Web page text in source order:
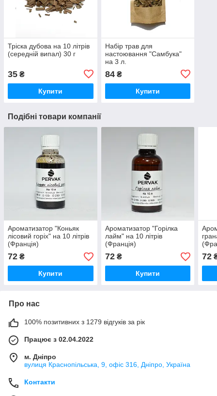
Тріска дубова на 10 літрів
(середній випал) 30 г
35 ₴
Купити
Набір трав для
настоювання "Самбука"
на 3 л.
84₴
Купити
Подібні товари компанії
Ароматизатор "Коньяк
лісовий горіх" на 10 літрів
(Франція)
72 ₴
Купити
Ароматизатор "Горілка
лайм" на 10 літрів
(Франція)
72₴
Купити
72
Про нас
100% позитивних з 1279 відгуків за рік
Працює з 02.04.2022
м. Дніпро
вулиця Краснопільська, 9, офіс 316, Дніпро, Україна
Контакти